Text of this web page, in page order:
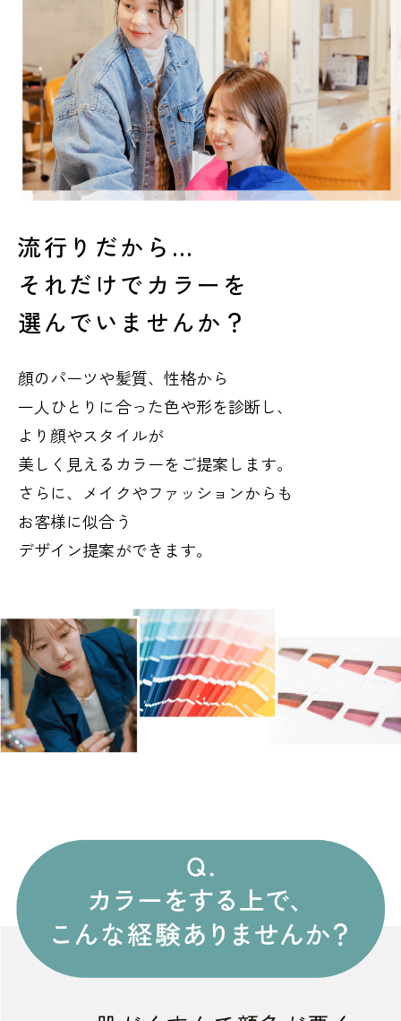
流行りだから…
それだけでカラーを
選んでいませんか？
顔のパーツや髪質、性格から
一人ひとりに合った色や形を診断し、
より顔やスタイルが
美しく見えるカラーをご提案します。
さらに、メイクやファッションからも
お客様に似合う
デザイン提案ができます。